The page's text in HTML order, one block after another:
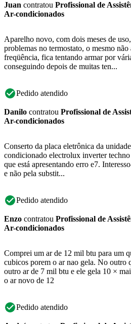
Juan contratou Profissional de
Ar-condicionados
Aparelho novo, com dois meses de
problemas no termostato, o mesmo não
freqüência, fica tentando armar por
conseguindo depois de muitas ten...
Pedido atendido
Danilo contratou Profissional de
Ar-condicionados
Conserto da placa eletrônica da
condicionado electrolux inverter
que está apresentando erro e7.
e não pela substit...
Pedido atendido
Enzo contratou Profissional de
Ar-condicionados
Comprei um ar de 12 mil btu para um
cubicos porem o ar nao gela. No outro
outro ar de 7 mil btu e ele gela 10 ×
o ar novo de 12
Pedido atendido